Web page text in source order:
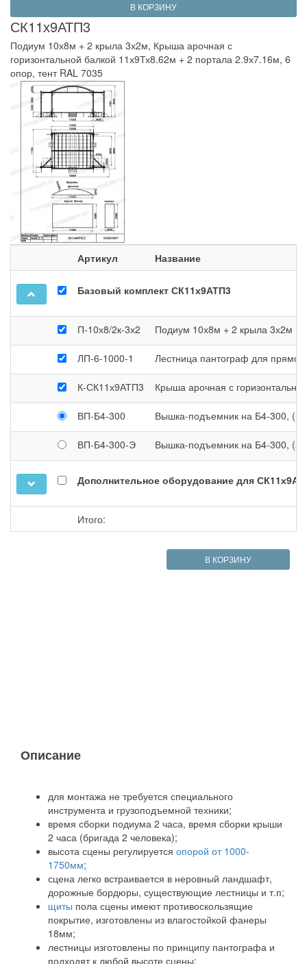
В КОРЗИНУ
СК11х9АТП3
Подиум 10х8м + 2 крыла 3х2м, Крыша арочная с
горизонтальной балкой 11х9Тх8.62м + 2 портала 2.9х7.16м, 6
опор, тент RAL 7035
Артикул Название
Базовый комплект СК11х9АТП3
П-10х8/2к-3х2 Подиум 10х8м + 2 крыла 3х2м
ЛП-6-1000-1 Лестница пантограф для
К-СК11х9АТП3 Крыша арочная с
ВП-Б4-300 Вышка-подъемник на Б4-300,
ВП-Б4-300-Э Вышка-подъемник на Б4-300,
Дополнительное оборудование для
Итого:
В КОРЗИНУ
Описание
для монтажа не требуется специального
инструмента и грузоподъемной техники;
время сборки подиума 2 часа, время сборки крыши
2 часа (бригада 2 человека);
высота сцены регулируется опорой от 1000-
1750мм;
сцена легко встраивается в неровный ландшафт,
дорожные бордюры, существующие лестницы и т.п;
щиты пола сцены имеют противоскользящие
покрытие, изготовлены из влагостойкой фанеры
18мм;
лестницы изготовлены по принципу пантографа и
подходят к любой высоте сцены;